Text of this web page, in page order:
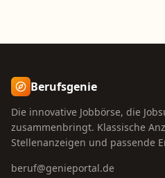
Berufsgenie
Die innovative Jobbörse, die
zusammenbringt. Klassische
Stellenanzeigen und passende
beruf@genieportal.de